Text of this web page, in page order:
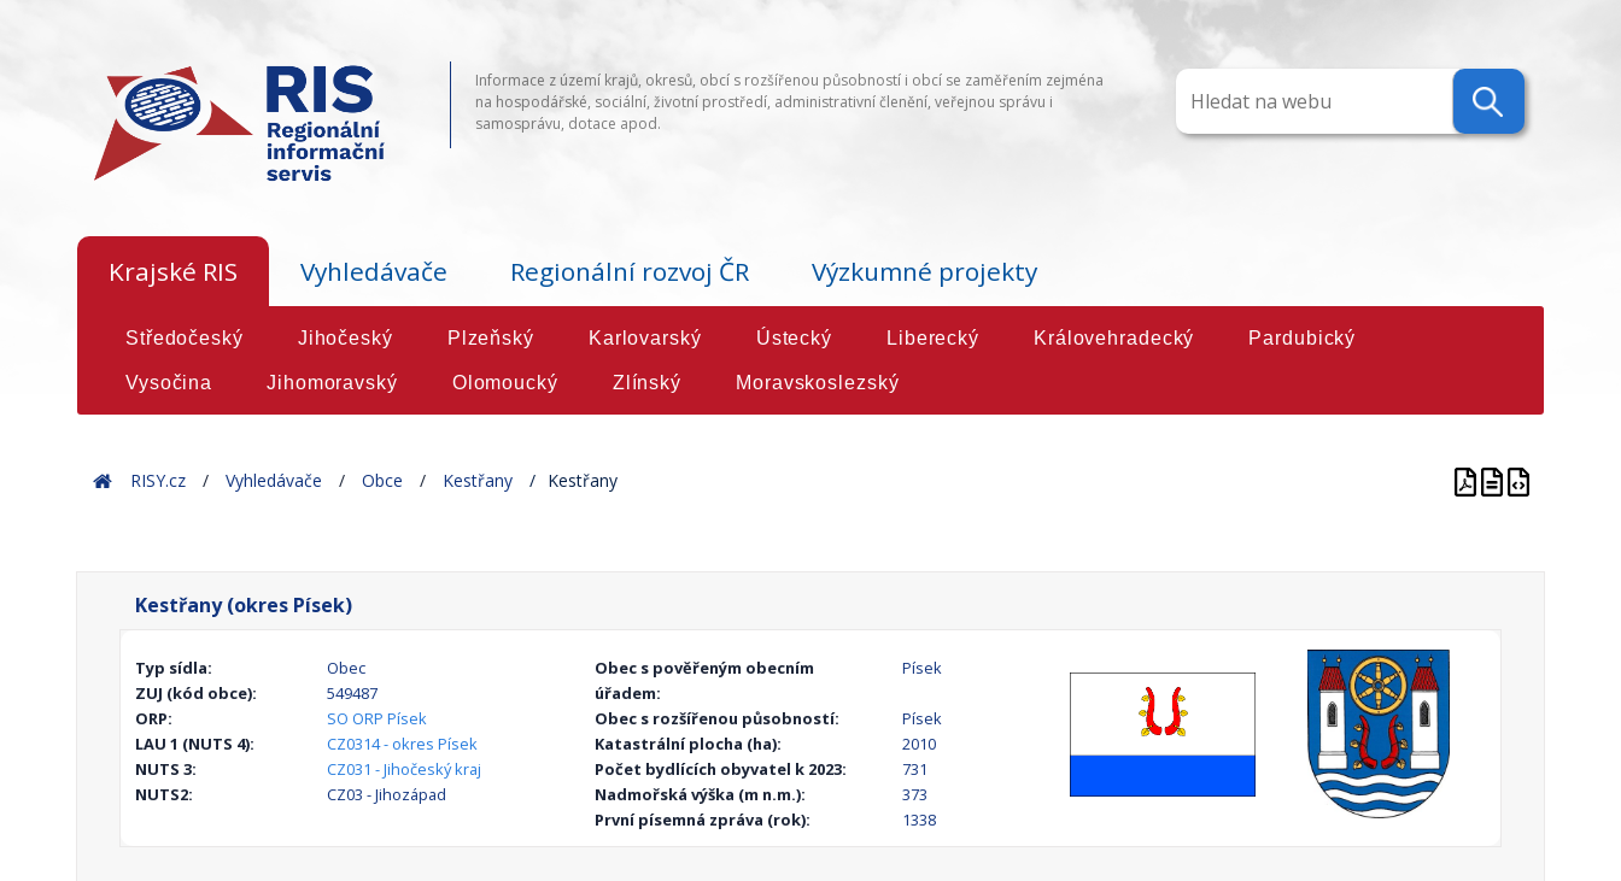
Informace z území krajů, okresů, obcí s rozšířenou působností i obcí se zaměřením zejména
na hospodářské, sociální, životní prostředí, administrativní členění, veřejnou správu i
samosprávu, dotace apod.
Krajské RIS Vyhledávače Regionální rozvoj ČR Výzkumné projekty
Středočeský Jihočeský Plzeňský Karlovarský Ústecký Liberecký Královehradecký Pardubický
Vysočina Jihomoravský Olomoucký Zlínský Moravskoslezský
HomeRISY.cz Vyhledávače Obce Kestřany Kestřany
Kestřany (okres Písek)
Typ sídla:
Obec
ZUJ (kód obce):
549487
ORP:
SO ORP Písek
LAU 1 (NUTS 4):
CZ0314 - okres Písek
NUTS 3:
CZ031 - Jihočeský kraj
NUTS2:
CZ03 - Jihozápad
Obec s pověřeným obecním
úřadem:
Písek
Obec s rozšířenou působností:
Písek
Katastrální plocha (ha):
2010
Počet bydlících obyvatel k 2023:
731
Nadmořská výška (m n.m.):
373
První písemná zpráva (rok):
1338